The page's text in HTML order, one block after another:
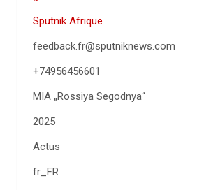
Sputnik Afrique
feedback.fr@sputniknews.com
+74956456601
MIA „Rossiya Segodnya“
2025
Actus
fr_FR